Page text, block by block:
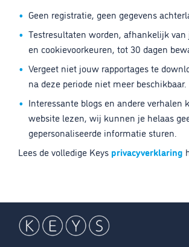
Geen registratie, geen gegevens
Testresultaten worden, afhankelijk
en cookievoorkeuren, tot 30 dagen
Vergeet niet jouw rapportages te
na deze periode niet meer beschikbaar.
Interessante blogs en andere verhalen
website lezen, wij kunnen je helaas
gepersonaliseerde informatie sturen.
Lees de volledige Keys privacyverklaring